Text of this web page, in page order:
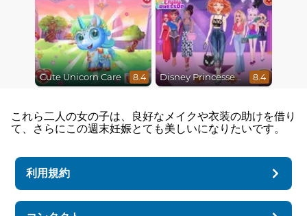
Cute Unicorn Care 8.4 Disney Princesses Runway Show 8.4
これら二人の女の子は、良好なメイクや衣装の助けを借り
て、さらにこの週末妊娠とても美しいになりたいです。
利用規約